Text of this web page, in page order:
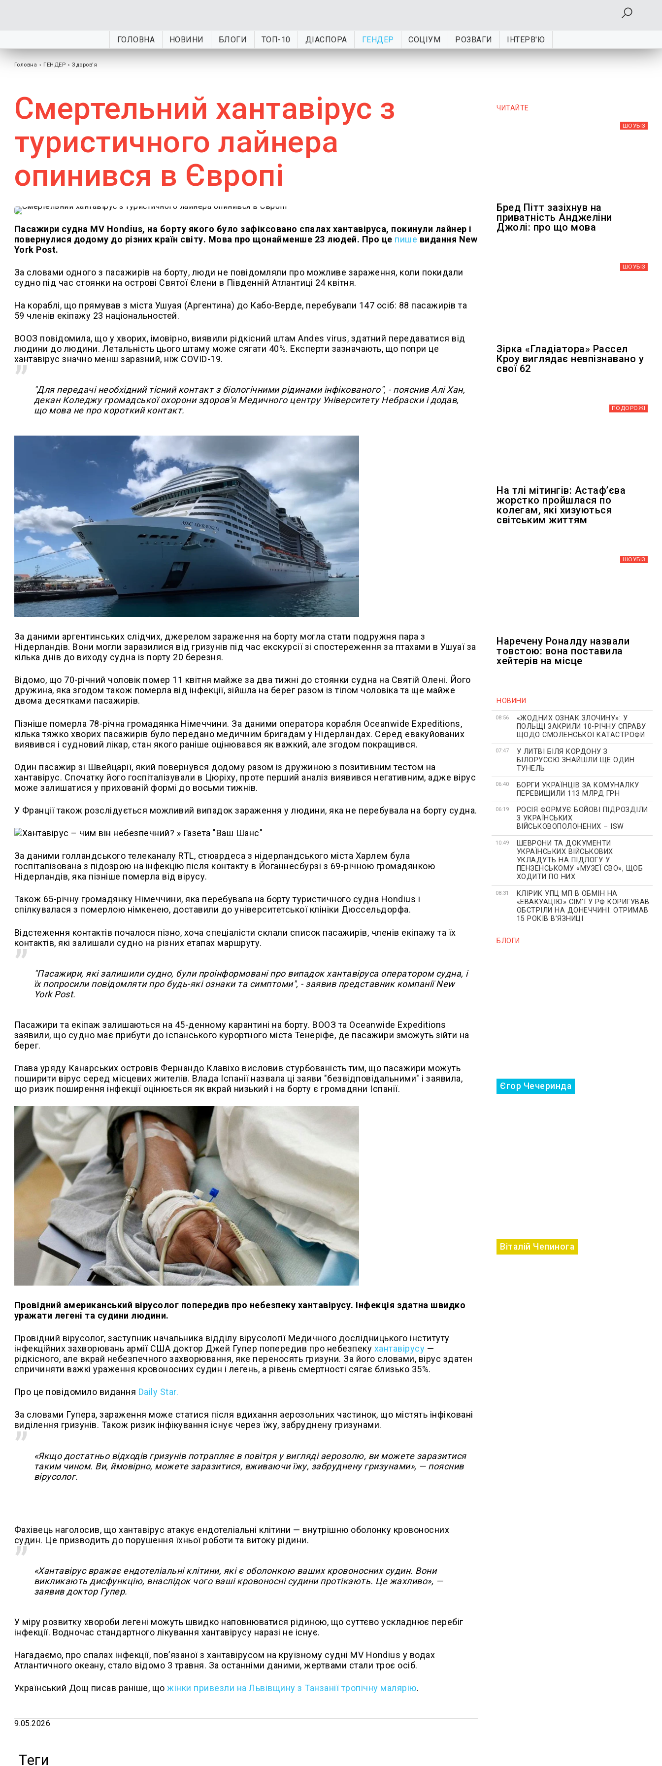
ГОЛОВНА НОВИНИ БЛОГИ ТОП-10 ДІАСПОРА ГЕНДЕР СОЦІУМ РОЗВАГИ ІНТЕРВ'Ю
Головна › ГЕНДЕР › Здоров'я
Смертельний хантавірус з
туристичного лайнера
опинився в Європі
Пасажири судна MV Hondius, на борту якого було зафіксовано спалах хантавіруса, покинули лайнер і
повернулися додому до різних країн світу. Мова про щонайменше 23 людей. Про це пише видання New
York Post.
За словами одного з пасажирів на борту, люди не повідомляли про можливе зараження, коли покидали
судно під час стоянки на острові Святої Єлени в Південній Атлантиці 24 квітня.
На кораблі, що прямував з міста Ушуая (Аргентина) до Кабо-Верде, перебували 147 осіб: 88 пасажирів та
59 членів екіпажу 23 національностей.
ВООЗ повідомила, що у хворих, імовірно, виявили рідкісний штам Andes virus, здатний передаватися від
людини до людини. Летальність цього штаму може сягати 40%. Експерти зазначають, що попри це
хантавірус значно менш заразний, ніж COVID-19.
"Для передачі необхідний тісний контакт з біологічними рідинами інфікованого", - пояснив Алі Хан,
декан Коледжу громадської охорони здоров'я Медичного центру Університету Небраски і додав,
що мова не про короткий контакт.
За даними аргентинських слідчих, джерелом зараження на борту могла стати подружня пара з
Нідерландів. Вони могли заразилися від гризунів під час екскурсії зі спостереження за птахами в Ушуаї за
кілька днів до виходу судна із порту 20 березня.
Відомо, що 70-річний чоловік помер 11 квітня майже за два тижні до стоянки судна на Святій Олені. Його
дружина, яка згодом також померла від інфекції, зійшла на берег разом із тілом чоловіка та ще майже
двома десятками пасажирів.
Пізніше померла 78-річна громадянка Німеччини. За даними оператора корабля Oceanwide Expeditions,
кілька тяжко хворих пасажирів було передано медичним бригадам у Нідерландах. Серед евакуйованих
виявився і судновий лікар, стан якого раніше оцінювався як важкий, але згодом покращився.
Один пасажир зі Швейцарії, який повернувся додому разом із дружиною з позитивним тестом на
хантавірус. Спочатку його госпіталізували в Цюріху, проте перший аналіз виявився негативним, адже вірус
може залишатися у прихованій формі до восьми тижнів.
У Франції також розслідується можливий випадок зараження у людини, яка не перебувала на борту судна.
За даними голландського телеканалу RTL, стюардеса з нідерландського міста Харлем була
госпіталізована з підозрою на інфекцію після контакту в Йоганнесбурзі з 69-річною громадянкою
Нідерландів, яка пізніше померла від вірусу.
Також 65-річну громадянку Німеччини, яка перебувала на борту туристичного судна Hondius і
спілкувалася з померлою німкенею, доставили до університетської клініки Дюссельдорфа.
Відстеження контактів почалося пізно, хоча спеціалісти склали список пасажирів, членів екіпажу та їх
контактів, які залишали судно на різних етапах маршруту.
"Пасажири, які залишили судно, були проінформовані про випадок хантавіруса оператором судна, і
їх попросили повідомляти про будь-які ознаки та симптоми", - заявив представник компанії New
York Post.
Пасажири та екіпаж залишаються на 45-денному карантині на борту. ВООЗ та Oceanwide Expeditions
заявили, що судно має прибути до іспанського курортного міста Тенеріфе, де пасажири зможуть зійти на
берег.
Глава уряду Канарських островів Фернандо Клавіхо висловив стурбованість тим, що пасажири можуть
поширити вірус серед місцевих жителів. Влада Іспанії назвала ці заяви "безвідповідальними" і заявила,
що ризик поширення інфекції оцінюється як вкрай низький і на борту є громадяни Іспанії.
Провідний американський вірусолог попередив про небезпеку хантавірусу. Інфекція здатна швидко
уражати легені та судини людини.
Провідний вірусолог, заступник начальника відділу вірусології Медичного дослідницького інституту
інфекційних захворювань армії США доктор Джей Гупер попередив про небезпеку хантавірусу —
рідкісного, але вкрай небезпечного захворювання, яке переносять гризуни. За його словами, вірус здатен
спричиняти важкі ураження кровоносних судин і легень, а рівень смертності сягає близько 35%.
Про це повідомило видання Daily Star.
За словами Гупера, зараження може статися після вдихання аерозольних частинок, що містять інфіковані
виділення гризунів. Також ризик інфікування існує через їжу, забруднену гризунами.
«Якщо достатньо відходів гризунів потрапляє в повітря у вигляді аерозолю, ви можете заразитися
таким чином. Ви, ймовірно, можете заразитися, вживаючи їжу, забруднену гризунами», — пояснив
вірусолог.
Фахівець наголосив, що хантавірус атакує ендотеліальні клітини — внутрішню оболонку кровоносних
судин. Це призводить до порушення їхньої роботи та витоку рідини.
«Хантавірус вражає ендотеліальні клітини, які є оболонкою ваших кровоносних судин. Вони
викликають дисфункцію, внаслідок чого ваші кровоносні судини протікають. Це жахливо», —
заявив доктор Гупер.
У міру розвитку хвороби легені можуть швидко наповнюватися рідиною, що суттєво ускладнює перебіг
інфекції. Водночас стандартного лікування хантавірусу наразі не існує.
Нагадаємо, про спалах інфекції, пов’язаної з хантавірусом на круїзному судні MV Hondius у водах
Атлантичного океану, стало відомо 3 травня. За останніми даними, жертвами стали троє осіб.
Український Дощ писав раніше, щожінки привезли на Львівщину з Танзанії тропічну малярію.
9.05.2026
Теги
ЧИТАЙТЕ
ШОУБIЗ
Бред Пітт зазіхнув на
приватність Анджеліни
Джолі: про що мова
ШОУБIЗ
Зірка «Гладіатора» Рассел
Кроу виглядає невпізнавано у
свої 62
ПОДОРОЖІ
На тлі мітингів: Астафʼєва
жорстко пройшлася по
колегам, які хизуються
світським життям
ШОУБIЗ
Наречену Роналду назвали
товстою: вона поставила
хейтерів на місце
НОВИНИ
08:56
«ЖОДНИХ ОЗНАК ЗЛОЧИНУ»: У
ПОЛЬЩІ ЗАКРИЛИ 10-РІЧНУ СПРАВУ
ЩОДО СМОЛЕНСЬКОЇ КАТАСТРОФИ
07:47
У ЛИТВІ БІЛЯ КОРДОНУ З
БІЛОРУССЮ ЗНАЙШЛИ ЩЕ ОДИН
ТУНЕЛЬ
06:40
БОРГИ УКРАЇНЦІВ ЗА КОМУНАЛКУ
ПЕРЕВИЩИЛИ 113 МЛРД ГРН
06:19
РОСІЯ ФОРМУЄ БОЙОВІ ПІДРОЗДІЛИ
З УКРАЇНСЬКИХ
ВІЙСЬКОВОПОЛОНЕНИХ – ISW
10:49
ШЕВРОНИ ТА ДОКУМЕНТИ
УКРАЇНСЬКИХ ВІЙСЬКОВИХ
УКЛАДУТЬ НА ПІДЛОГУ У
ПЕНЗЕНСЬКОМУ «МУЗЕЇ СВО», ЩОБ
ХОДИТИ ПО НИХ
08:31
КЛІРИК УПЦ МП В ОБМІН НА
«ЕВАКУАЦІЮ» СІМʼЇ У РФ КОРИГУВАВ
ОБСТРІЛИ НА ДОНЕЧЧИНІ: ОТРИМАВ
15 РОКІВ ВʼЯЗНИЦІ
БЛОГИ
Єгор Чечеринда
Віталій Чепинога